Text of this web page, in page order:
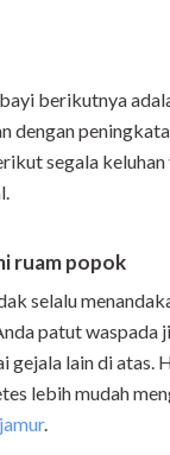
berikutnya
dengan
segala keluhan
ruam popok
selalu
patut waspada
gejala lain di atas.
lebih mudah
.